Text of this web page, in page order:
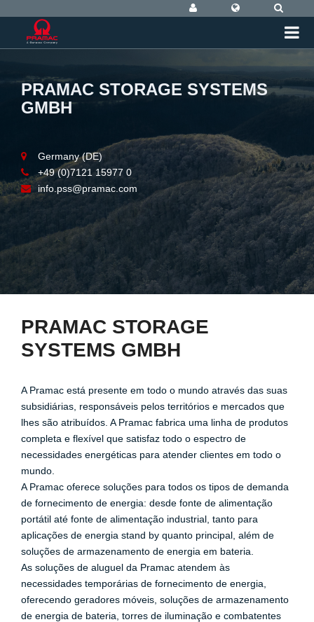
PRAMAC STORAGE SYSTEMS
GMBH
Germany (DE)
+49 (0)7121 15977 0
info.pss@pramac.com
PRAMAC STORAGE
SYSTEMS GMBH
A Pramac está presente em todo o mundo através das suas
subsidiárias, responsáveis pelos territórios e mercados que
lhes são atribuídos. A Pramac fabrica uma linha de produtos
completa e flexível que satisfaz todo o espectro de
necessidades energéticas para atender clientes em todo o
mundo.
A Pramac oferece soluções para todos os tipos de demanda
de fornecimento de energia: desde fonte de alimentação
portátil até fonte de alimentação industrial, tanto para
aplicações de energia stand by quanto principal, além de
soluções de armazenamento de energia em bateria.
As soluções de aluguel da Pramac atendem às
necessidades temporárias de fornecimento de energia,
oferecendo geradores móveis, soluções de armazenamento
de energia de bateria, torres de iluminação e combatentes